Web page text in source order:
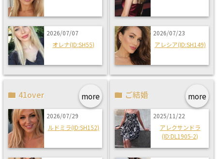
2026/07/07
オレナ(ID:SH55)
2026/07/23
アレシア(ID:SH149)
more
41over
2026/07/29
ルドミラ(ID:SH152)
more
ご結婚
2025/11/22
アレクサンドラ
(ID:DL1905-2)